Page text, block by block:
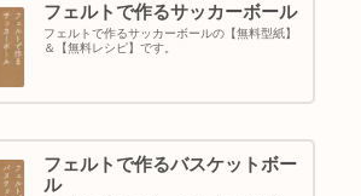
フェルトで作るサッカーボール
フェルトで作るサッカーボールの【無料型紙】
＆【無料レシピ】です。
フェルトで作るバスケットボー
ル